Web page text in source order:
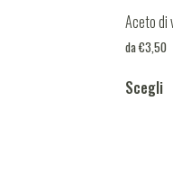
Aceto di
da€3,50
Scegli